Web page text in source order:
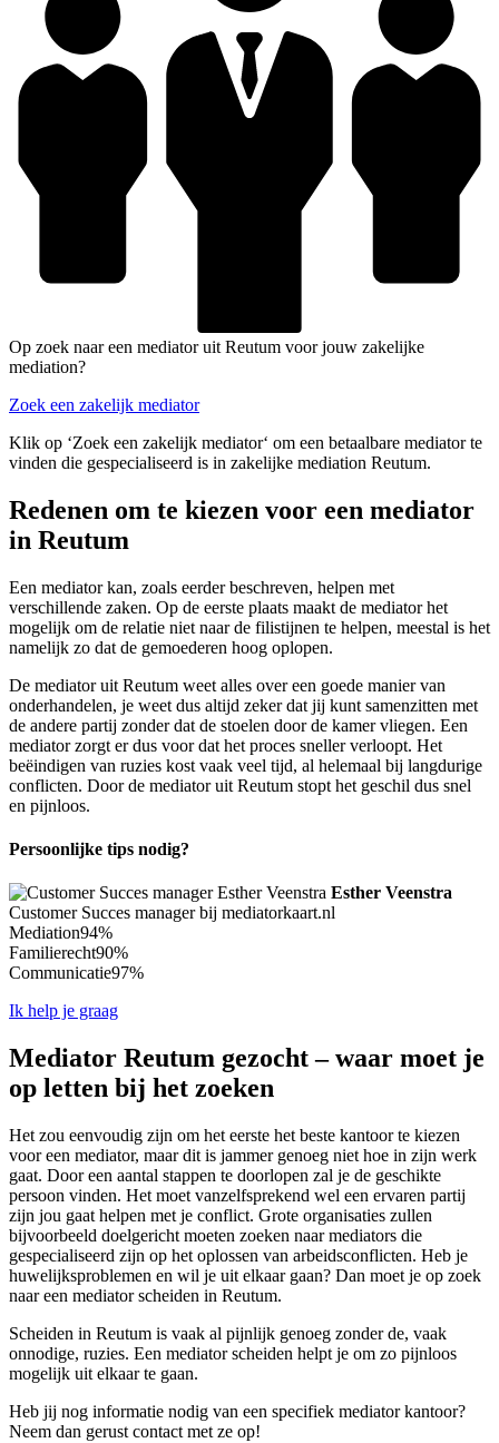
Op zoek naar een mediator uit Reutum voor jouw zakelijke
mediation?
Zoek een zakelijk mediator
Klik op ‘Zoek een zakelijk mediator‘ om een betaalbare mediator te
vinden die gespecialiseerd is in zakelijke mediation Reutum.
Redenen om te kiezen voor een mediator
in Reutum
Een mediator kan, zoals eerder beschreven, helpen met
verschillende zaken. Op de eerste plaats maakt de mediator het
mogelijk om de relatie niet naar de filistijnen te helpen, meestal is het
namelijk zo dat de gemoederen hoog oplopen.
De mediator uit Reutum weet alles over een goede manier van
onderhandelen, je weet dus altijd zeker dat jij kunt samenzitten met
de andere partij zonder dat de stoelen door de kamer vliegen. Een
mediator zorgt er dus voor dat het proces sneller verloopt. Het
beëindigen van ruzies kost vaak veel tijd, al helemaal bij langdurige
conflicten. Door de mediator uit Reutum stopt het geschil dus snel
en pijnloos.
Persoonlijke tips nodig?
Esther Veenstra
Customer Succes manager bij mediatorkaart.nl
Mediation94%
Familierecht90%
Communicatie97%
Ik help je graag
Mediator Reutum gezocht – waar moet je
op letten bij het zoeken
Het zou eenvoudig zijn om het eerste het beste kantoor te kiezen
voor een mediator, maar dit is jammer genoeg niet hoe in zijn werk
gaat. Door een aantal stappen te doorlopen zal je de geschikte
persoon vinden. Het moet vanzelfsprekend wel een ervaren partij
zijn jou gaat helpen met je conflict. Grote organisaties zullen
bijvoorbeeld doelgericht moeten zoeken naar mediators die
gespecialiseerd zijn op het oplossen van arbeidsconflicten. Heb je
huwelijksproblemen en wil je uit elkaar gaan? Dan moet je op zoek
naar een mediator scheiden in Reutum.
Scheiden in Reutum is vaak al pijnlijk genoeg zonder de, vaak
onnodige, ruzies. Een mediator scheiden helpt je om zo pijnloos
mogelijk uit elkaar te gaan.
Heb jij nog informatie nodig van een specifiek mediator kantoor?
Neem dan gerust contact met ze op!